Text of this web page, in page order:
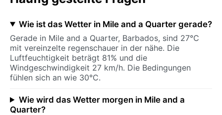
Wie ist das Wetter in Mile and a Quarter gerade?
Gerade in Mile and a Quarter, Barbados, sind 27°C
mit vereinzelte regenschauer in der nähe. Die
Luftfeuchtigkeit beträgt 81% und die
Windgeschwindigkeit 27 km/h. Die Bedingungen
fühlen sich an wie 30°C.
Wie wird das Wetter morgen in Mile and a
Quarter?